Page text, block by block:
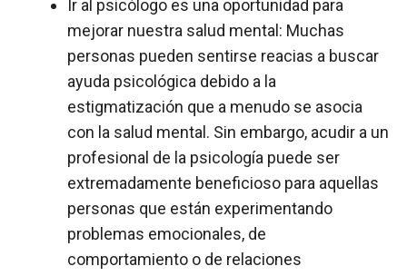
Ir al psicólogo es una oportunidad para
mejorar nuestra salud mental: Muchas
personas pueden sentirse reacias a buscar
ayuda psicológica debido a la
estigmatización que a menudo se asocia
con la salud mental. Sin embargo, acudir a un
profesional de la psicología puede ser
extremadamente beneficioso para aquellas
personas que están experimentando
problemas emocionales, de
comportamiento o de relaciones